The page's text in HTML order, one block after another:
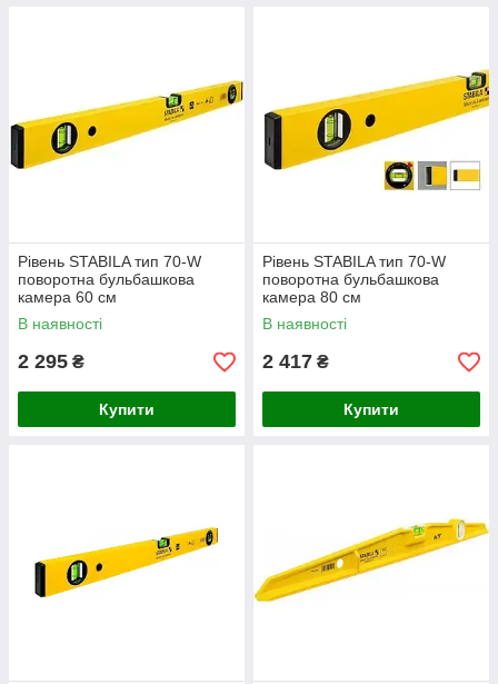
Рівень STABILA тип 70-W
поворотна бульбашкова
камера 60 см
В наявності
2 295 ₴
Купити
Рівень STABILA тип 70-W
поворотна бульбашкова
камера 80 см
В наявності
2 417 ₴
Купити